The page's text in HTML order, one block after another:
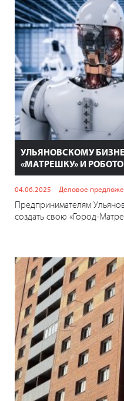
УЛЬЯНОВСКОМУ
«МАТРЕШКУ» И
04.06.2025 Деловое
Предпринимателям
создать свою «Город-